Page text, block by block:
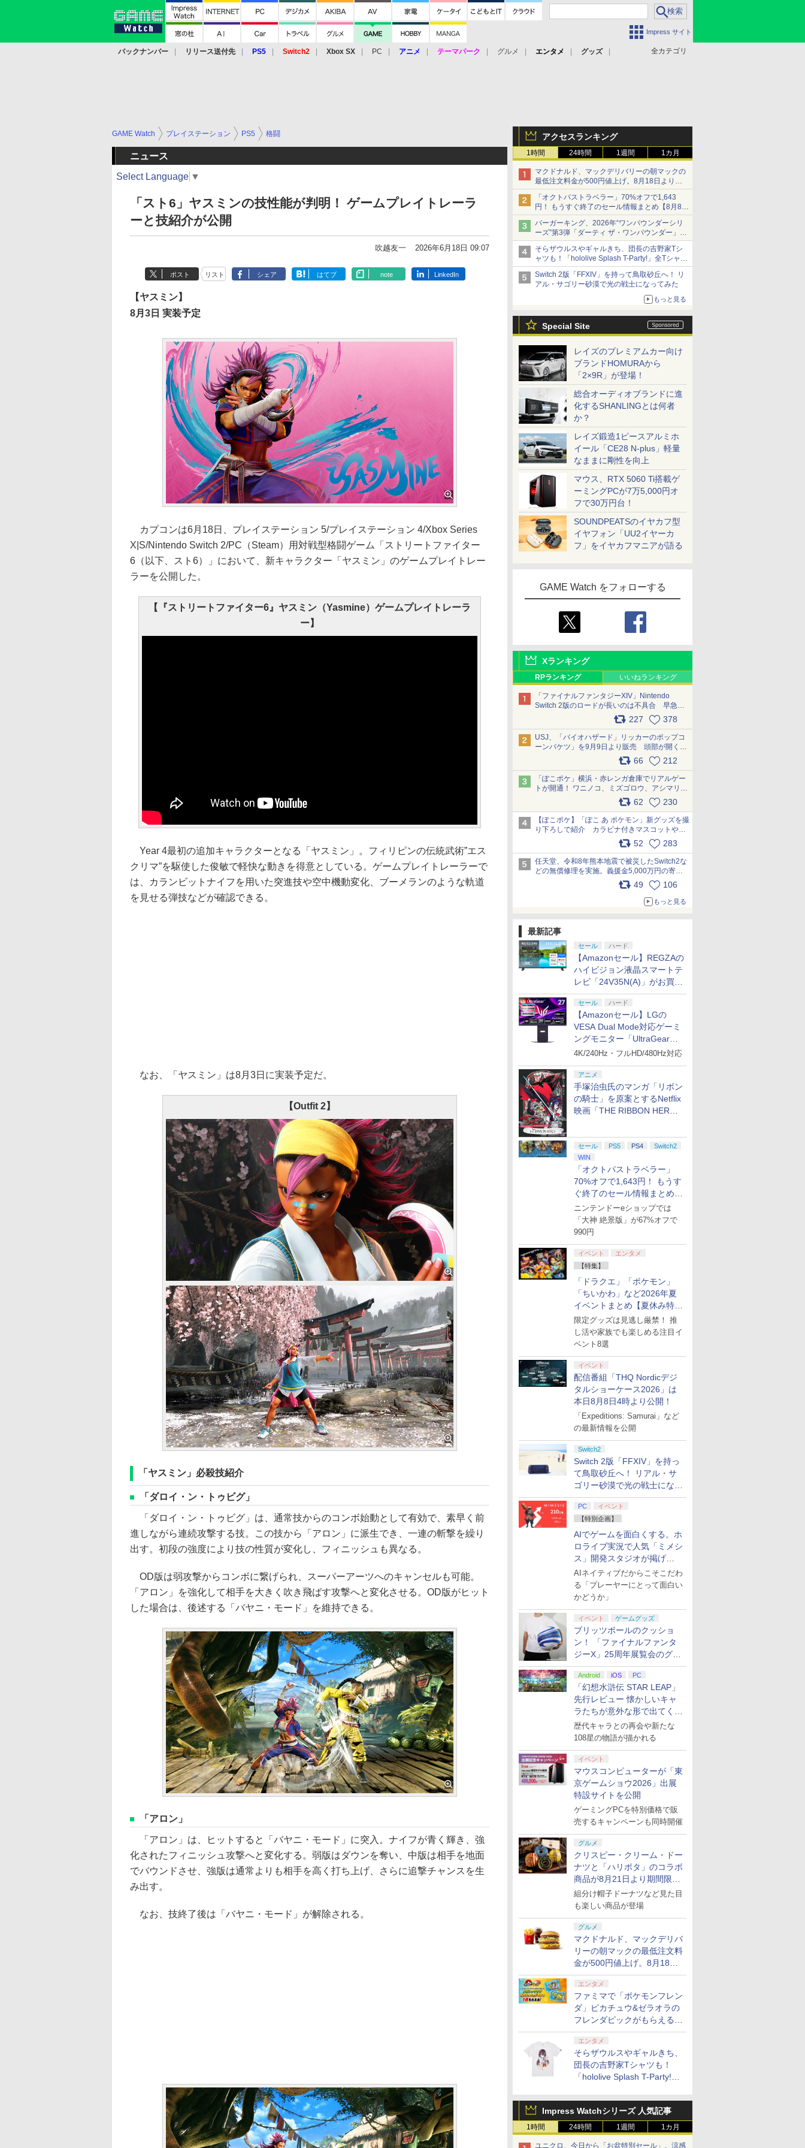
Impress サイト
全カテゴリ
バックナンバー リリース送付先 PS5 Switch2 Xbox SX PC アニメ テーマパーク グルメ エンタメ
グッズ
アクセスランキング
1時間 24時間 1週間 1カ月
マクドナルド、マックデリバリーの朝マックの
最低注文料金が500円値上げ。8月18日より
1,500円から受付
「オクトパストラベラー」70%オフで1,643
円！ もうすぐ終了のセール情報まとめ【8月8日
更新】
ニンテンドーeショップでは「大神 絶景版」が
67%オフで990円
バーガーキング、2026年“ワンパウンダーシリ
ーズ”第3弾「ダーティ ザ・ワンパウンダー」を
8月7日発売
「特製ガーリックマヨソース」を使用した超大
型チーズバーガー
そらザウルスやギャルきち、団長の吉野家Tシ
ャツも！「hololive Splash T-Party!」全Tシャツ
ラインナップ公開＆オンライン販売開始
Switch 2版「FFXIV」を持って鳥取砂丘へ！ リ
アル・サゴリー砂漠で光の戦士になってみた
もっと見る
Special Site
レイズのプレミアムカー向け
ブランドHOMURAから
「2×9R」が登場！
総合オーディオブランドに進
化するSHANLINGとは何者
か？
レイズ鍛造1ピースアルミホ
イール「CE28 N-plus」軽量
なままに剛性を向上
マウス、RTX 5060 Ti搭載ゲ
ーミングPCが7万5,000円オ
フで30万円台！
SOUNDPEATSのイヤカフ型
イヤフォン「UU2イヤーカ
フ」をイヤカフマニアが語る
GAME Watch をフォローする
Xランキング
RPランキング いいねランキング
「ファイナルファンタジーXIV」Nintendo
Switch 2版のロードが長いのは不具合 早急に
アップデートできるよう対応中227 378
USJ、「バイオハザード」リッカーのポップコ
ーンバケツ」を9月9日より販売 頭部が開く仕
組み。味は恐怖を堪のう「味噌フレーバー」
66 212
「ぽこポケ」横浜・赤レンガ倉庫でリアルゲー
トが開通！ ワニノコ、ミズゴロウ、アシマリ登
場シーンをレポート pic.x.com/LDgEByVl6D
62 230
【ぽこポケ】「ぽこ あ ポケモン」新グッズを撮
り下ろしで紹介 カラビナ付きマスコットやス
52 283
任天堂、令和8年熊本地震で被災したSwitch2な
どの無償修理を実施。義援金5,000万円の寄付
も発表 pic.x.com/BAYsMfUfUC
49 106
もっと見る
最新記事
セール ハード
【Amazonセール】REGZAの
ハイビジョン液晶スマートテ
レビ「24V35N(A)」がお買い
得！
セール ハード
【Amazonセール】LGの
VESA Dual Mode対応ゲーミ
ングモニター「UltraGear
27G850A-B」がお買い得！
4K/240Hz・フルHD/480Hz対応
アニメ
手塚治虫氏のマンガ「リボン
の騎士」を原案とするNetflix
映画「THE RIBBON HERO
セール PS5 PS4
Switch2
WIN
「オクトパストラベラー」
70%オフで1,643円！ もうす
ぐ終了のセール情報まとめ
【8月8日更新】
ニンテンドーeショップでは
「大神 絶景版」が67%オフで
990円
イベント
エンタメ
【特集】
「ドラクエ」「ポケモン」
「ちいかわ」など2026年夏
イベントまとめ【夏休み特
集】
限定グッズは見逃し厳禁！ 推
し活や家族でも楽しめる注目イ
ベント8選
イベント
配信番組「THQ Nordicデジ
タルショーケース2026」は
本日8月8日4時より公開！
「Expeditions: Samurai」など
の最新情報を公開
Switch2
Switch 2版「FFXIV」を持っ
て鳥取砂丘へ！ リアル・サ
ゴリー砂漠で光の戦士になっ
てみた
PC
イベント
【特別企画】
AIでゲームを面白くする。ホ
ロライブ実況で人気「ミメシ
ス」開発スタジオが掲げ
る“AI活用の信念”とは？【講
演レポート】
AIネイティブだからこそこだわ
る「プレーヤーにとって面白い
かどうか」
イベント ゲームグッズ
ブリッツボールのクッショ
ン！ 「ファイナルファンタ
ジーX」25周年展覧会のグッ
ズ情報が公開
Android iOS PC
「幻想水滸伝 STAR LEAP」
先行レビュー 懐かしいキャ
ラたちが意外な形で出てくる
シリーズ完全新作！
歴代キャラとの再会や新たな
108星の物語が描かれる
イベント
マウスコンピューターが「東
京ゲームショウ2026」出展
特設サイトを公開
ゲーミングPCを特別価格で販
売するキャンペーンも同時開催
グルメ
クリスピー・クリーム・ドー
ナツと「ハリポタ」のコラボ
商品が8月21日より期間限定
で発売
組分け帽子ドーナツなど見た目
も楽しい商品が登場
グルメ
マクドナルド、マックデリバ
リーの朝マックの最低注文料
金が500円値上げ。8月18日
より1,500円から受付
エンタメ
ファミマで「ポケモンフレン
ダ」ピカチュウ&ゼラオラの
フレンダピックがもらえるキ
ャンペーン開催！
エンタメ
そらザウルスやギャルきち、
団長の吉野家Tシャツも！
「hololive Splash T-Party!」
＆オンライン販売開始
Impress Watchシリーズ 人気記事
1時間 24時間 1週間 1カ月
ユニクロ、今日から「お盆特別セール」。涼感
GAME Watch プレイステーション PS5 格闘
ニュース
Select Language ▼
「スト6」ヤスミンの技性能が判明！ ゲームプレイトレーラ
ーと技紹介が公開
吹越友一 2026年6月18日 09:07
ポスト リスト シェア はてブ note LinkedIn
【ヤスミン】
8月3日 実装予定
カプコンは6月18日、プレイステーション 5/プレイステーション 4/Xbox Series
X|S/Nintendo Switch 2/PC（Steam）用対戦型格闘ゲーム「ストリートファイター
6（以下、スト6）」において、新キャラクター「ヤスミン」のゲームプレイトレー
ラーを公開した。
【『ストリートファイター6』ヤスミン（Yasmine）ゲームプレイトレーラ
ー】
Year 4最初の追加キャラクターとなる「ヤスミン」。フィリピンの伝統武術”エス
クリマ”を駆使した俊敏で軽快な動きを得意としている。ゲームプレイトレーラーで
は、カランビットナイフを用いた突進技や空中機動変化、ブーメランのような軌道
を見せる弾技などが確認できる。
なお、「ヤスミン」は8月3日に実装予定だ。
【Outfit 2】
「ヤスミン」必殺技紹介
「ダロイ・ン・トゥビグ」
「ダロイ・ン・トゥビグ」は、通常技からのコンボ始動として有効で、素早く前
進しながら連続攻撃する技。この技から「アロン」に派生でき、一連の斬撃を繰り
出す。初段の強度により技の性質が変化し、フィニッシュも異なる。
OD版は弱攻撃からコンボに繋げられ、スーパーアーツへのキャンセルも可能。
「アロン」を強化して相手を大きく吹き飛ばす攻撃へと変化させる。OD版がヒット
した場合は、後述する「バヤニ・モード」を維持できる。
「アロン」
「アロン」は、ヒットすると「バヤニ・モード」に突入。ナイフが青く輝き、強
化されたフィニッシュ攻撃へと変化する。弱版はダウンを奪い、中版は相手を地面
でバウンドさせ、強版は通常よりも相手を高く打ち上げ、さらに追撃チャンスを生
み出す。
なお、技終了後は「バヤニ・モード」が解除される。